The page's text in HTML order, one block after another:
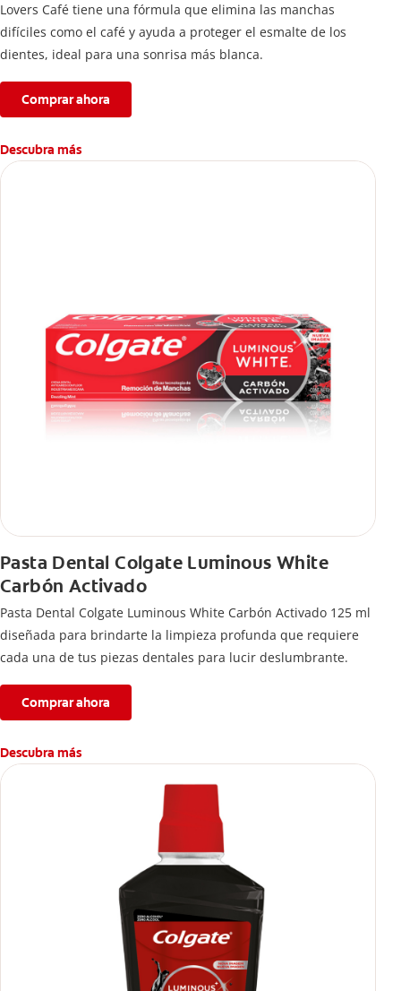
Lovers Café tiene una fórmula que elimina las manchas
difíciles como el café y ayuda a proteger el esmalte de los
dientes, ideal para una sonrisa más blanca.
Comprar ahora
Descubra más
Pasta Dental Colgate Luminous White
Carbón Activado
Pasta Dental Colgate Luminous White Carbón Activado 125 ml
diseñada para brindarte la limpieza profunda que requiere
cada una de tus piezas dentales para lucir deslumbrante.
Comprar ahora
Descubra más